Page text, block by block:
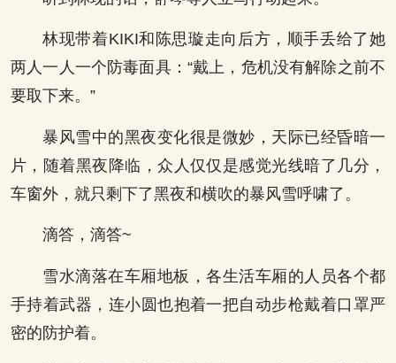
林现带着KIKI和陈思璇走向后方，顺手丢给了她
两人一人一个防毒面具：“戴上，危机没有解除之前不
要取下来。”
暴风雪中的黑夜变化很是微妙，天际已经昏暗一
片，随着黑夜降临，众人仅仅是感觉光线暗了几分，
车窗外，就只剩下了黑夜和横吹的暴风雪呼啸了。
滴答，滴答~
雪水滴落在车厢地板，各生活车厢的人员各个都
手持着武器，连小圆也抱着一把自动步枪戴着口罩严
密的防护着。